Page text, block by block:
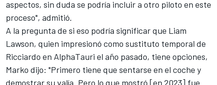
aspectos, sin duda se podría incluir a otro piloto en este
proceso", admitió.
A la pregunta de si eso podría significar que Liam
Lawson, quien impresionó como sustituto temporal de
Ricciardo en AlphaTauri el año pasado, tiene opciones,
Marko dijo: "Primero tiene que sentarse en el coche y
demostrar su valía. Pero lo que mostró [en 2023] fue